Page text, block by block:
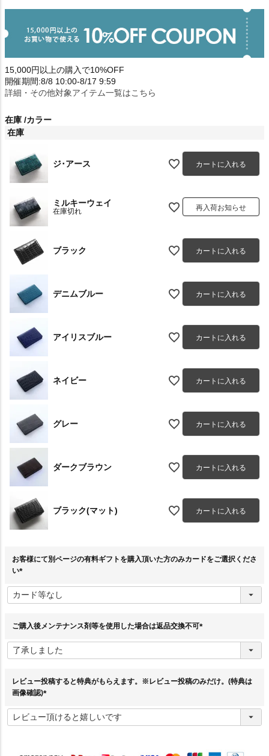
15,000円以上の購入で10%OFF
開催期間:8/8 10:00-8/17 9:59
詳細・その他対象アイテム一覧はこちら
在庫 カラー
在庫
ジ･アース カートに入れる
ミルキーウェイ
在庫切れ 再入荷お知らせ
ブラック カートに入れる
デニムブルー カートに入れる
アイリスブルー カートに入れる
ネイビー カートに入れる
グレー カートに入れる
ダークブラウン カートに入れる
ブラック(マット) カートに入れる
お客様にて別ページの有料ギフトを購入頂いた方のみカードをご選択くださ
い
必
須
ご購入後メンテナンス剤等を使用した場合は返品交換不可
須
レビュー投稿すると特典がもらえます。※レビュー投稿のみだけ。(特典は
画像確認)
必
須